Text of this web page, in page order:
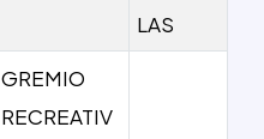
LAS
GREMIO
RECREATIV